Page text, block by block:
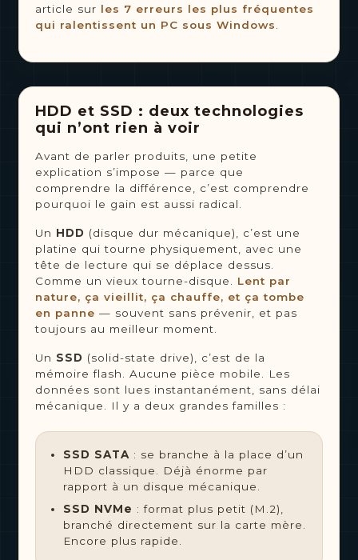
article sur les 7 erreurs les plus fréquentes
qui ralentissent un PC sous Windows
HDD et SSD : deux technologies
qui n’ont rien à voir
Avant de parler produits, une petite
explication s’impose — parce que
comprendre la différence, c’est comprendre
pourquoi le gain est aussi radical.
Un HDD (disque dur mécanique), c’est une
platine qui tourne physiquement, avec une
tête de lecture qui se déplace dessus.
Comme un vieux tourne-disque. Lent par
nature, ça vieillit, ça chauffe, et ça tombe
en panne — souvent sans prévenir, et pas
toujours au meilleur moment.
Un SSD (solid-state drive), c’est de la
mémoire flash. Aucune pièce mobile. Les
données sont lues instantanément, sans délai
mécanique. Il y a deux grandes familles :
SSD SATA : se branche à la place d’un
HDD classique. Déjà énorme par
rapport à un disque mécanique.
SSD NVMe : format plus petit (M.2),
branché directement sur la carte mère.
Encore plus rapide.